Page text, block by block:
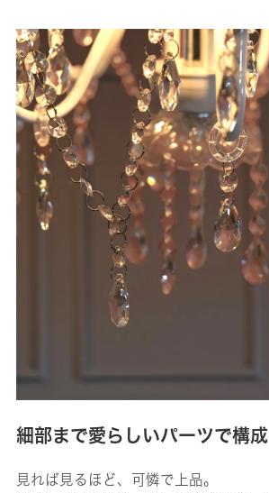
細部まで愛らしいパーツで構成
見れば見るほど、可憐で上品。